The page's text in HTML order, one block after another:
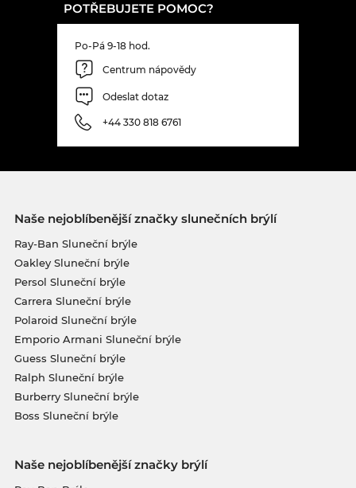
POTŘEBUJETE POMOC?
Po-Pá 9-18 hod.
Centrum nápovědy
Odeslat dotaz
+44 330 818 6761
Naše nejoblíbenější značky slunečních brýlí
Ray-Ban Sluneční brýle
Oakley Sluneční brýle
Persol Sluneční brýle
Carrera Sluneční brýle
Polaroid Sluneční brýle
Emporio Armani Sluneční brýle
Guess Sluneční brýle
Ralph Sluneční brýle
Burberry Sluneční brýle
Boss Sluneční brýle
Naše nejoblíbenější značky brýlí